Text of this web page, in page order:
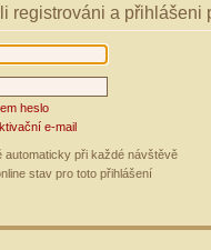
registrováni a přihlášeni
heslo
e-mail
automaticky při každé návštěvě
stav pro toto přihlášení